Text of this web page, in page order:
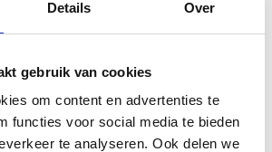
Details Over
gebruik van cookies
om content en advertenties te
functies voor social media te bieden
te analyseren. Ook delen we
-31% -20%